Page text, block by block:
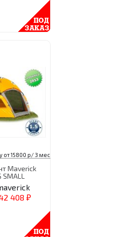
от 15800 р/ 3 мес
Maverick
SMALL
408 ₽